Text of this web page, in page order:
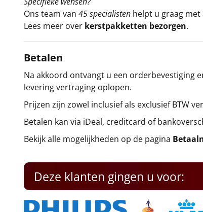
Ons team van 45 specialisten helpt u graag
Lees meer over kerstpakketten bezorgen.
Betalen
Na akkoord ontvangt u een orderbevestiging
levering vertraging oplopen.
Prijzen zijn zowel inclusief als exclusief BTW
Betalen kan via iDeal, creditcard of
Bekijk alle mogelijkheden op de pagina
Deze klanten gingen u voor: